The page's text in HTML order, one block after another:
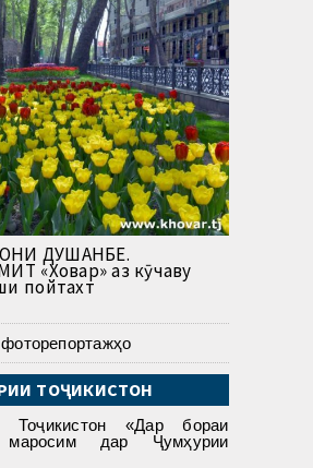
ДУШАНБЕ.
«Ховар» аз кӯчаву
пойтахт
ТОҶИКИСТОН
Тоҷикистон «Дар бораи
дар Ҷумҳурии